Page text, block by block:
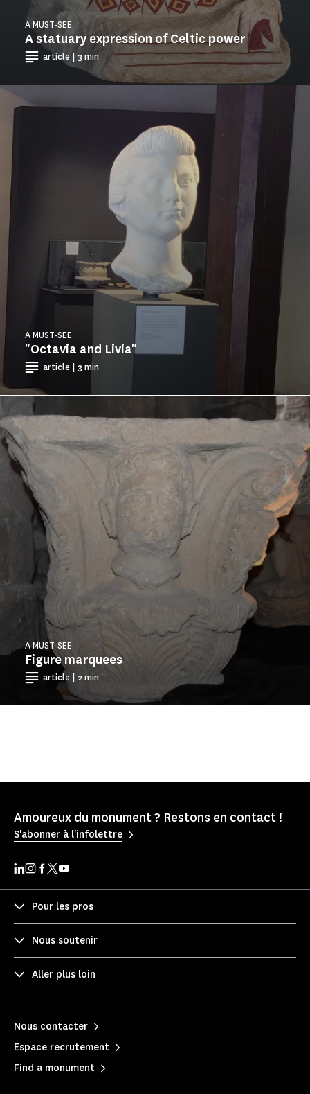
A statuary expression of Celtic power
A MUST-SEE
article | 3 min
"Octavia and Livia"
A MUST-SEE
article | 3 min
Figure marquees
A MUST-SEE
article | 2 min
Amoureux du monument ? Restons en contact !
S'abonner à l'infolettre
Pour les pros
Nous soutenir
Aller plus loin
Nous contacter
Espace recrutement
Find a monument